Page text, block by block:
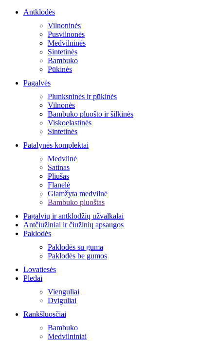
Antklodės
Vilnoninės
Pusvilnonės
Medvilninės
Sintetinės
Bambuko
Pūkinės
Pagalvės
Plunksninės ir pūkinės
Vilnonės
Bambuko pluošto ir šilkinės
Viskoelastinės
Sintetinės
Patalynės komplektai
Medvilnė
Satinas
Pliušas
Flanelė
Glamžyta medvilnė
Bambuko pluoštas
Pagalvių ir antklodžių užvalkalai
Antčiužiniai ir čiužinių apsaugos
Paklodės
Paklodės su guma
Paklodės be gumos
Lovatiesės
Pledai
Vienguliai
Dviguliai
Rankšluosčiai
Bambuko
Medvilniniai